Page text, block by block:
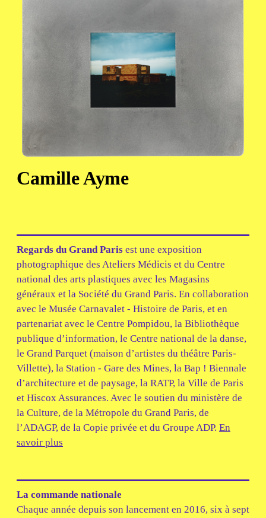
Camille Ayme
Regards du Grand Paris est une exposition
photographique des Ateliers Médicis et du Centre
national des arts plastiques avec les Magasins
généraux et la Société du Grand Paris. En collaboration
avec le Musée Carnavalet - Histoire de Paris, et en
partenariat avec le Centre Pompidou, la Bibliothèque
publique d’information, le Centre national de la danse,
le Grand Parquet (maison d’artistes du théâtre Paris-
Villette), la Station - Gare des Mines, la Bap ! Biennale
d’architecture et de paysage, la RATP, la Ville de Paris
et Hiscox Assurances. Avec le soutien du ministère de
la Culture, de la Métropole du Grand Paris, de
l’ADAGP, de la Copie privée et du Groupe ADP. En
savoir plus
La commande nationale
Chaque année depuis son lancement en 2016, six à sept